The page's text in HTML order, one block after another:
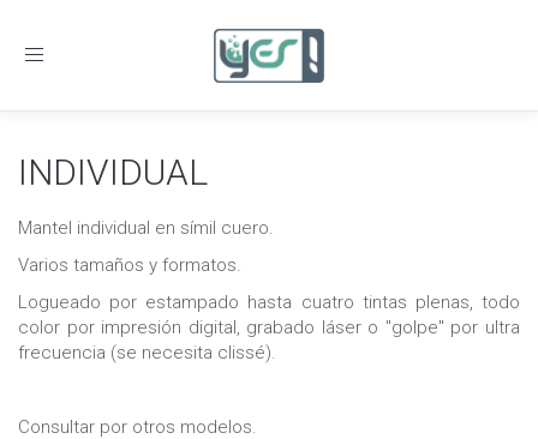
Toggle
INDIVIDUAL
Mantel individual en símil cuero.
Varios tamaños y formatos.
Logueado por estampado hasta cuatro tintas plenas, todo
color por impresión digital, grabado láser o "golpe" por ultra
frecuencia (se necesita clissé).
Consultar por otros modelos.